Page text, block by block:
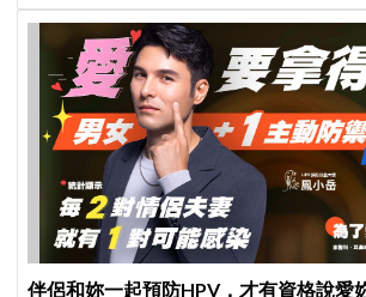
伴侶和妳一起預防HPV，才有資格說愛